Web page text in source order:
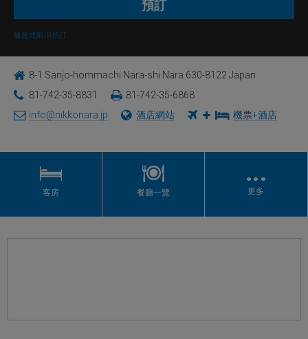
修改或取消預訂
8-1 Sanjo-hommachi Nara-shi Nara 630-8122 Japan
81-742-35-8831
81-742-35-6868
info@nikkonara.jp
酒店網站 機票+酒店
客房 餐廳一覽
…
更多